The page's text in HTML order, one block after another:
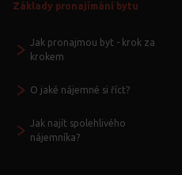
Základy pronajímání bytu
Jak pronajmou byt - krok za
krokem
O jaké nájemné si říct?
Jak najít spolehlivého
nájemníka?